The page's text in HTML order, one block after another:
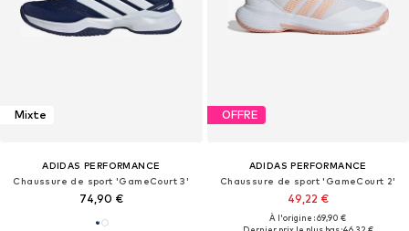
Mixte
ADIDAS PERFORMANCE
Chaussure de sport 'GameCourt 3'
74,90 €
OFFRE
ADIDAS PERFORMANCE
Chaussure de sport 'GameCourt 2'
49,22 €
À l'origine : 69,90 €